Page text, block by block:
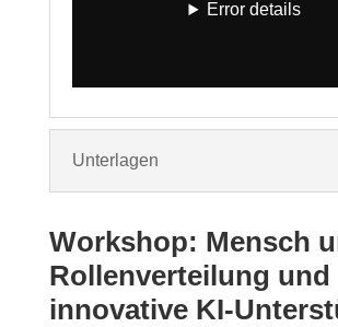
Unterlagen
Workshop: Mensch
Rollenverteilung und
innovative KI-